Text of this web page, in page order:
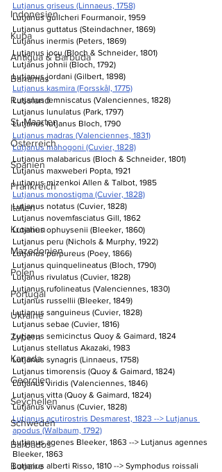
Indonesien
Kuba
Antigua & Barbuda
Bahamas
Russland
St. Maarten
Österreich
Spanien
Frankreich
Italien
Kroatien
Mazedonien
Polen
Portugal
Ukraine
Zypern
Kanada
Georgien
Seychellen
Schweden
Barbados
Bonaire
Lutjanus griseus (Linnaeus, 1758)
Lutjanus guilcheri Fourmanoir, 1959
Lutjanus guttatus (Steindachner, 1869)
Lutjanus inermis (Peters, 1869)
Lutjanus jocu (Bloch & Schneider, 1801)
Lutjanus johnii (Bloch, 1792)
Lutjanus jordani (Gilbert, 1898)
Lutjanus kasmira (Forsskål, 1775)
Lutjanus lemniscatus (Valenciennes, 1828)
Lutjanus lunulatus (Park, 1797)
Lutjanus lutjanus Bloch, 1790
Lutjanus madras (Valenciennes, 1831)
Lutjanus mahogoni (Cuvier, 1828)
Lutjanus malabaricus (Bloch & Schneider, 1801)
Lutjanus maxweberi Popta, 1921
Lutjanus mizenkoi Allen & Talbot, 1985
Lutjanus monostigma (Cuvier, 1828)
Lutjanus notatus (Cuvier, 1828)
Lutjanus novemfasciatus Gill, 1862
Lutjanus ophuysenii (Bleeker, 1860)
Lutjanus peru (Nichols & Murphy, 1922)
Lutjanus purpureus (Poey, 1866)
Lutjanus quinquelineatus (Bloch, 1790)
Lutjanus rivulatus (Cuvier, 1828)
Lutjanus rufolineatus (Valenciennes, 1830)
Lutjanus russellii (Bleeker, 1849)
Lutjanus sanguineus (Cuvier, 1828)
Lutjanus sebae (Cuvier, 1816)
Lutjanus semicinctus Quoy & Gaimard, 1824
Lutjanus stellatus Akazaki, 1983
Lutjanus synagris (Linnaeus, 1758)
Lutjanus timorensis (Quoy & Gaimard, 1824)
Lutjanus viridis (Valenciennes, 1846)
Lutjanus vitta (Quoy & Gaimard, 1824)
Lutjanus vivanus (Cuvier, 1828)
Lutjanus acutirostris Desmarest, 1823 --> Lutjanus
apodus (Walbaum, 1792)
Lutjanus agenes Bleeker, 1863 --> Lutjanus agennes
Bleeker, 1863
Lutjanus alberti Risso, 1810 --> Symphodus roissali